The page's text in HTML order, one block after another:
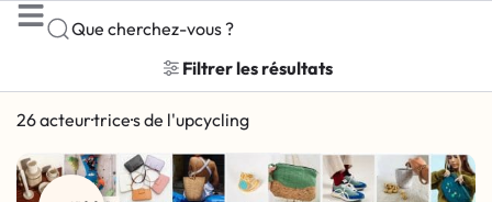
Que cherchez-vous ?
Filtrer les résultats
26 acteur·trice·s de l'upcycling